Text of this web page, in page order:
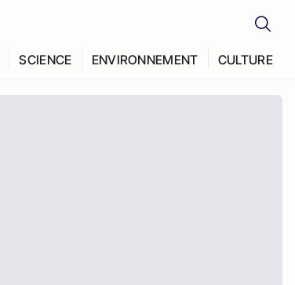
SCIENCE ENVIRONNEMENT CULTURE